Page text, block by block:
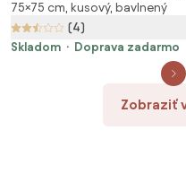
75x75 cm, biela
75×75 cm, kusový, bavlnený
(4)
Skladom
Doprava zadarmo
Zobraziť